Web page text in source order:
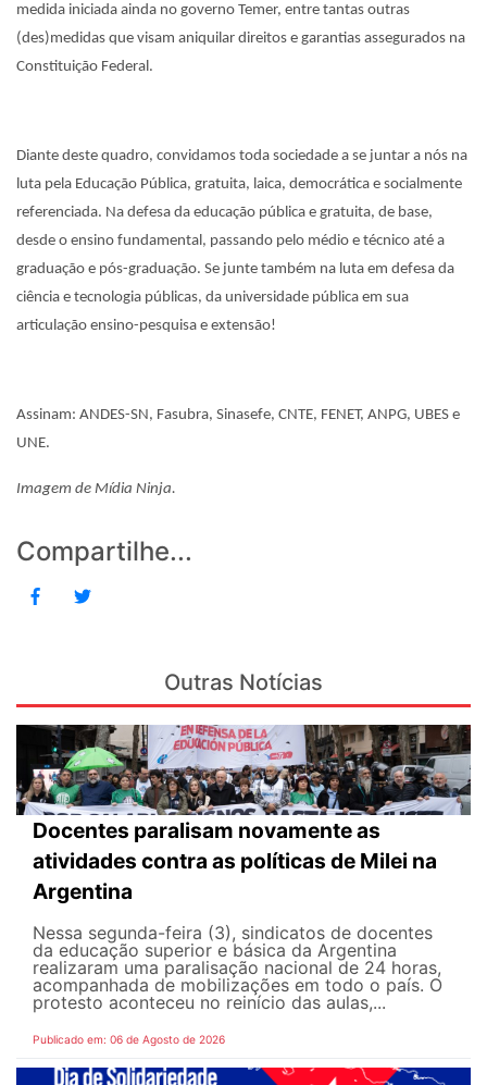
medida iniciada ainda no governo Temer, entre tantas outras
(des)medidas que visam aniquilar direitos e garantias assegurados na
Constituição Federal.
Diante deste quadro, convidamos toda sociedade a se juntar a nós na
luta pela Educação Pública, gratuita, laica, democrática e socialmente
referenciada. Na defesa da educação pública e gratuita, de base,
desde o ensino fundamental, passando pelo médio e técnico até a
graduação e pós-graduação. Se junte também na luta em defesa da
ciência e tecnologia públicas, da universidade pública em sua
articulação ensino-pesquisa e extensão!
Assinam: ANDES-SN, Fasubra, Sinasefe, CNTE, FENET, ANPG, UBES e
UNE.
Imagem de Mídia Ninja.
Compartilhe...
Outras Notícias
Docentes paralisam novamente as
atividades contra as políticas de Milei na
Argentina
Nessa segunda-feira (3), sindicatos de docentes
da educação superior e básica da Argentina
realizaram uma paralisação nacional de 24 horas,
acompanhada de mobilizações em todo o país. O
protesto aconteceu no reinício das aulas,...
Publicado em: 06 de Agosto de 2026